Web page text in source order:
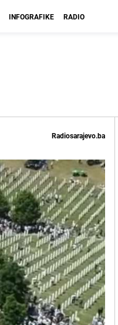
INFOGRAFIKE RADIO
Radiosarajevo.ba